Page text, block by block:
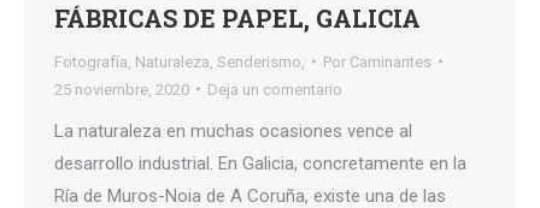
FÁBRICAS DE PAPEL, GALICIA
Fotografía Naturaleza Senderismo, Por Caminantes
25 noviembre, 2020
Deja un comentario
La naturaleza en muchas ocasiones vence al
desarrollo industrial. En Galicia, concretamente en la
Ría de Muros-Noia de A Coruña, existe una de las